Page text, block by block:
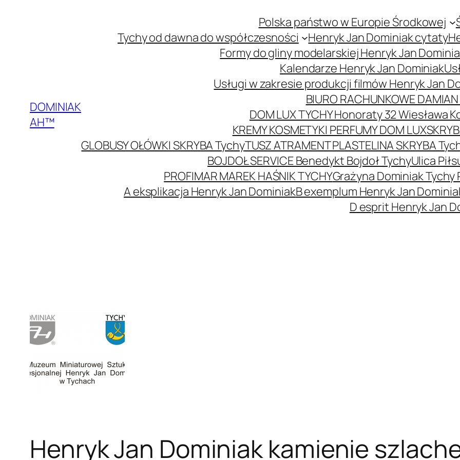
DOMINIAK
AH™
Polska państwo w Europie Środkowej
Tychy od dawna do współczesności
Henryk Jan Dominiak cytaty
Formy do gliny modelarskiej Henryk Jan
Kalendarze Henryk Jan Dominiak
Usługi w zakresie produkcji filmów Henryk Jan
BIURO RACHUNKOWE
DOM LUX TYCHY Honoraty 32 Wiesława
KREMY KOSMETYKI PERFUMY DOM LUX
GLOBUSY OŁÓWKI SKRYBA TychyTUSZ ATRAMENT PLASTELINA SKRYBA
BOJDOŁ SERVICE Benedykt Bojdoł TychyUlica
PROFIMAR MAREK HAŚNIK TYCHYGrażyna Dominiak Tychy
A eksplikacja Henryk Jan DominiakB exemplum Henryk Jan
D esprit Henryk Jan
Henryk Jan Dominiak kamienie